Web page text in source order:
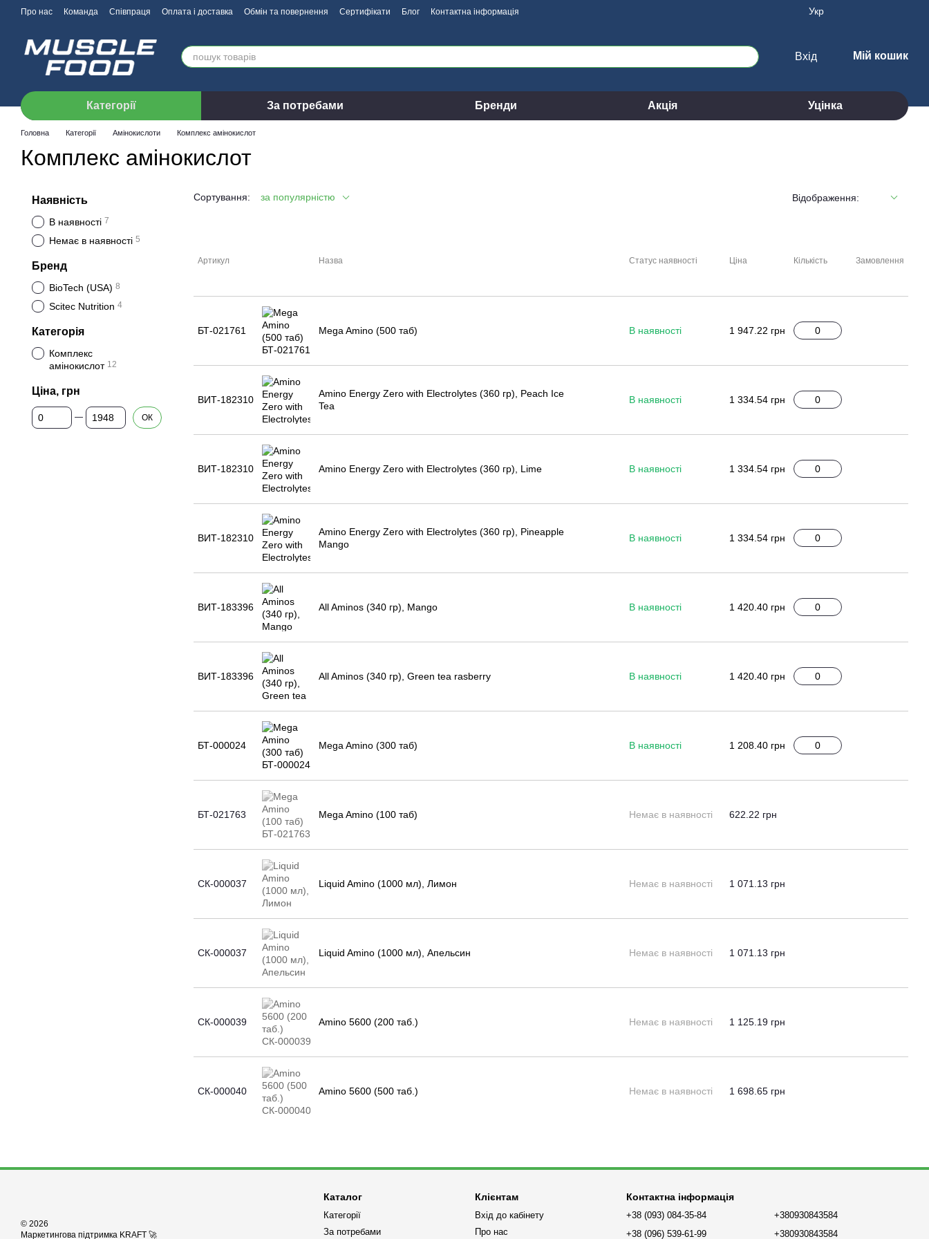
Перейти до основного контенту
Про нас Команда Співпраця Оплата і доставка Обмін та повернення Сертифікати Блог Контактна інформація Укр
Вхід Мій кошик
Категорії За потребами Бренди Акція Уцінка
Головна Категорії Амінокислоти Комплекс амінокислот
Комплекс амінокислот
Сортування: за популярністю Відображення:
Артикул Назва Статус наявності Ціна Кількість Замовлення
БТ-021761 Mega Amino (500 таб) В наявності 1 947.22 грн
ВИТ-182310
Amino Energy Zero with Electrolytes (360 гр), Peach Ice
Tea
В наявності 1 334.54 грн
ВИТ-182310 Amino Energy Zero with Electrolytes (360 гр), Lime В наявності 1 334.54 грн
ВИТ-182310
Amino Energy Zero with Electrolytes (360 гр), Pineapple
Mango
В наявності 1 334.54 грн
ВИТ-183396 All Aminos (340 гр), Mango В наявності 1 420.40 грн
ВИТ-183396 All Aminos (340 гр), Green tea rasberry В наявності 1 420.40 грн
БТ-000024 Mega Amino (300 таб) В наявності 1 208.40 грн
БТ-021763 Mega Amino (100 таб) Немає в наявності 622.22 грн
СК-000037 Liquid Amino (1000 мл), Лимон Немає в наявності 1 071.13 грн
СК-000037 Liquid Amino (1000 мл), Апельсин Немає в наявності 1 071.13 грн
СК-000039 Amino 5600 (200 таб.) Немає в наявності 1 125.19 грн
СК-000040 Amino 5600 (500 таб.) Немає в наявності 1 698.65 грн
Наявність
В наявності 7
Немає в наявності 5
Бренд
BioTech (USA) 8
Scitec Nutrition 4
Категорія
Комплекс
амінокислот 12
Ціна, грн
Від Ціна, грн
До Ціна, грн ОК
© 2026
Маркетингова підтримка KRAFT 🚀
Каталог
Категорії
За потребами
Клієнтам
Вхід до кабінету
Про нас
Контактна інформація
+38 (093) 084-35-84
+38 (096) 539-61-99
+380930843584
+380930843584